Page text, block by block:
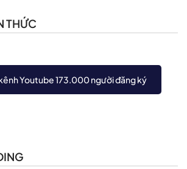
THỨC
Youtube 173.000 người đăng ký